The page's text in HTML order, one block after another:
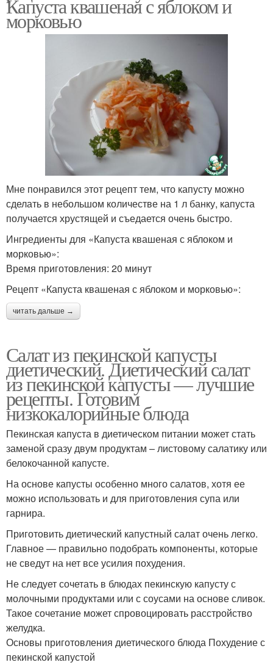
Капуста квашеная с яблоком и
морковью
Мне понравился этот рецепт тем, что капусту можно
сделать в небольшом количестве на 1 л банку, капуста
получается хрустящей и съедается очень быстро.
Ингредиенты для «Капуста квашеная с яблоком и
морковью»:
Время приготовления: 20 минут
Рецепт «Капуста квашеная с яблоком и морковью»:
читать дальше →
Салат из пекинской капусты
диетический. Диетический салат
из пекинской капусты — лучшие
рецепты. Готовим
низкокалорийные блюда
Пекинская капуста в диетическом питании может стать
заменой сразу двум продуктам – листовому салатику или
белокочанной капусте.
На основе капусты особенно много салатов, хотя ее
можно использовать и для приготовления супа или
гарнира.
Приготовить диетический капустный салат очень легко.
Главное — правильно подобрать компоненты, которые
не сведут на нет все усилия похудения.
Не следует сочетать в блюдах пекинскую капусту с
молочными продуктами или с соусами на основе сливок.
Такое сочетание может спровоцировать расстройство
желудка.
Основы приготовления диетического блюда Похудение с
пекинской капустой